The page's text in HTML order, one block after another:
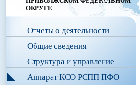
ОКРУГЕ
Отчеты о деятельности
Общие сведения
Структура и управление
Аппарат КСО РСПП ПФО